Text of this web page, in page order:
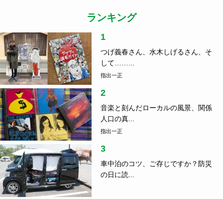
ランキング
1
つげ義春さん、水木しげるさん、そ
して……...
指出一正
2
音楽と刻んだローカルの風景、関係
人口の真...
指出一正
3
車中泊のコツ、ご存じですか？防災
の日に読...